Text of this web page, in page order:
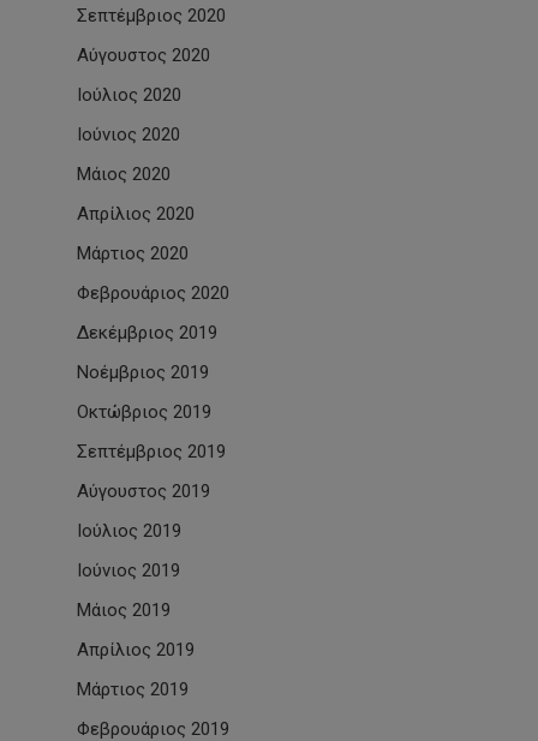
Σεπτέμβριος 2020
Αύγουστος 2020
Ιούλιος 2020
Ιούνιος 2020
Μάιος 2020
Απρίλιος 2020
Μάρτιος 2020
Φεβρουάριος 2020
Δεκέμβριος 2019
Νοέμβριος 2019
Οκτώβριος 2019
Σεπτέμβριος 2019
Αύγουστος 2019
Ιούλιος 2019
Ιούνιος 2019
Μάιος 2019
Απρίλιος 2019
Μάρτιος 2019
Φεβρουάριος 2019